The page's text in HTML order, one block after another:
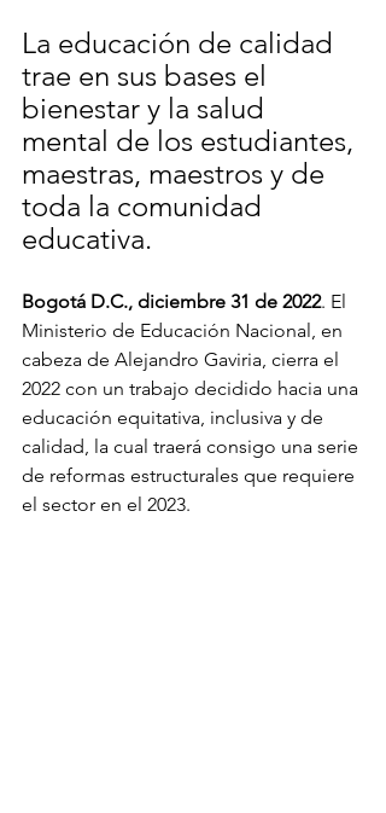
La educación de calidad
trae en sus bases el
bienestar y la salud
mental de los estudiantes,
maestras, maestros y de
toda la comunidad
educativa.
Bogotá D.C., diciembre 31 de 2022. El
Ministerio de Educación Nacional, en
cabeza de Alejandro Gaviria, cierra el
2022 con un trabajo decidido hacia una
educación equitativa, inclusiva y de
calidad, la cual traerá consigo una serie
de reformas estructurales que requiere
el sector en el 2023.